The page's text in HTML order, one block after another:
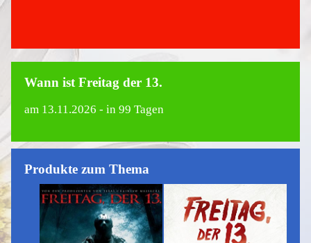
Wann ist Freitag der 13.
am 13.11.2026 - in 99 Tagen
Produkte zum Thema